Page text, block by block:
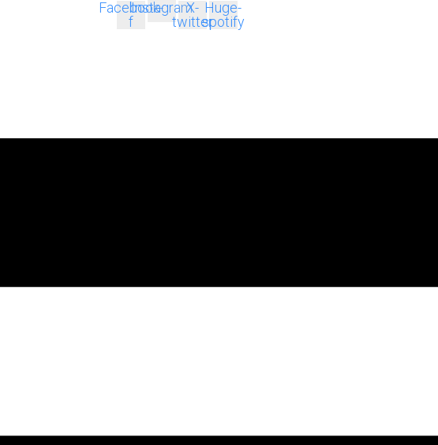
Facebook-
f
InstagramX-
twitter
Huge-
spotify